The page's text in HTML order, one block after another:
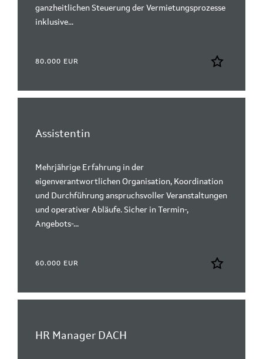
ganzheitlichen Steuerung der Vermietungsprozesse
inklusive...
80.000 EUR
Assistentin
Mehrjährige Erfahrung in der
eigenverantwortlichen Organisation, Koordination
und Durchführung anspruchsvoller Veranstaltungen
und operativer Abläufe. Sicher in Termin-,
Angebots-...
60.000 EUR
HR Manager DACH